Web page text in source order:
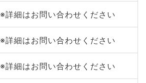
※詳細はお問い合わせください
※詳細はお問い合わせください
※詳細はお問い合わせください